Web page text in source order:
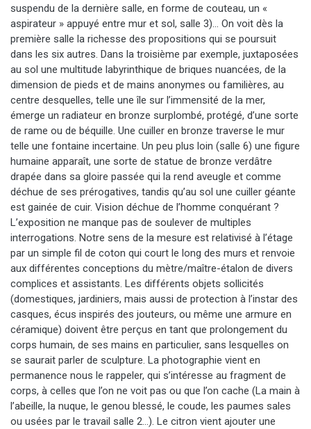
suspendu de la dernière salle, en forme de couteau, un «
aspirateur » appuyé entre mur et sol, salle 3)… On voit dès la
première salle la richesse des propositions qui se poursuit
dans les six autres. Dans la troisième par exemple, juxtaposées
au sol une multitude labyrinthique de briques nuancées, de la
dimension de pieds et de mains anonymes ou familières, au
centre desquelles, telle une île sur l’immensité de la mer,
émerge un radiateur en bronze surplombé, protégé, d’une sorte
de rame ou de béquille. Une cuiller en bronze traverse le mur
telle une fontaine incertaine. Un peu plus loin (salle 6) une figure
humaine apparaît, une sorte de statue de bronze verdâtre
drapée dans sa gloire passée qui la rend aveugle et comme
déchue de ses prérogatives, tandis qu’au sol une cuiller géante
est gainée de cuir. Vision déchue de l’homme conquérant ?
L’exposition ne manque pas de soulever de multiples
interrogations. Notre sens de la mesure est relativisé à l’étage
par un simple fil de coton qui court le long des murs et renvoie
aux différentes conceptions du mètre/maître-étalon de divers
complices et assistants. Les différents objets sollicités
(domestiques, jardiniers, mais aussi de protection à l’instar des
casques, écus inspirés des jouteurs, ou même une armure en
céramique) doivent être perçus en tant que prolongement du
corps humain, de ses mains en particulier, sans lesquelles on
se saurait parler de sculpture. La photographie vient en
permanence nous le rappeler, qui s’intéresse au fragment de
corps, à celles que l’on ne voit pas ou que l’on cache (La main à
l’abeille, la nuque, le genou blessé, le coude, les paumes sales
ou usées par le travail salle 2…). Le citron vient ajouter une